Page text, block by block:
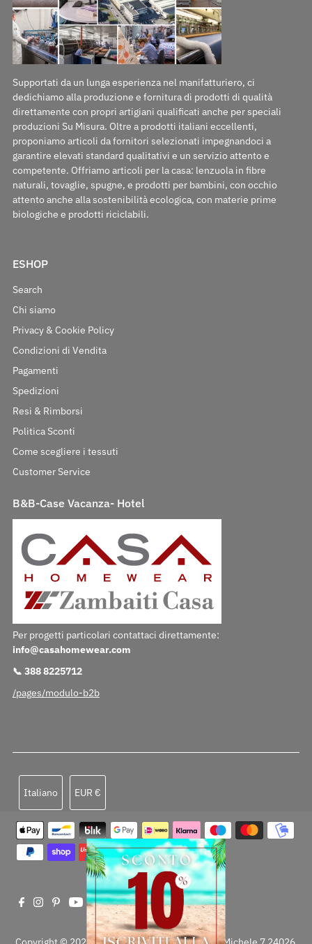
Supportati da un lunga esperienza nel manifatturiero, ci
dedichiamo alla produzione e fornitura di prodotti di qualità
direttamente con propri artigiani qualificati anche per speciali
produzioni Su Misura. Oltre a prodotti italiani eccellenti,
proponiamo articoli da fornitori selezionati impegnandoci a
garantire elevati standard qualitativi e un servizio attento e
competente. Offriamo articoli per la casa: lenzuola in fibre
naturali, tovaglie, spugne, e prodotti per bambini, con occhio
attento anche alla sostenibilità ecologica, con materie prime
biologiche e prodotti riciclabili.
ESHOP
Search
Chi siamo
Privacy & Cookie Policy
Condizioni di Vendita
Pagamenti
Spedizioni
Resi & Rimborsi
Politica Sconti
Come scegliere i tessuti
Customer Service
B&B-Case Vacanza- Hotel
Per progetti particolari contattaci direttamente:
info@casahomewear.com
📞 388 8225712
/pages/modulo-b2b
Italiano EUR €